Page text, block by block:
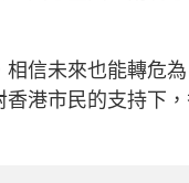
信未來也能轉危為
港市民的支持下